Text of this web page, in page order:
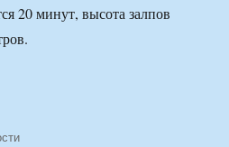
20 минут, высота залпов